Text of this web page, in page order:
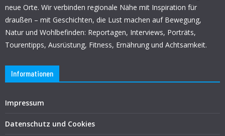
neue Orte. Wir verbinden regionale Nähe mit Inspiration für
draußen – mit Geschichten, die Lust machen auf Bewegung,
Natur und Wohlbefinden: Reportagen, Interviews, Porträts,
Tourentipps, Ausrüstung, Fitness, Ernährung und Achtsamkeit.
Informationen
Impressum
Datenschutz und Cookies